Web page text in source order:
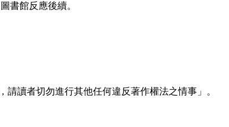
圖書館反應後續。
讀者切勿進行其他任何違反著作權法之情事」。